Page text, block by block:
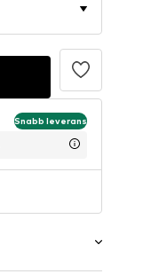
Snabb leverans